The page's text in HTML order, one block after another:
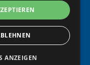
ANZEIGEN